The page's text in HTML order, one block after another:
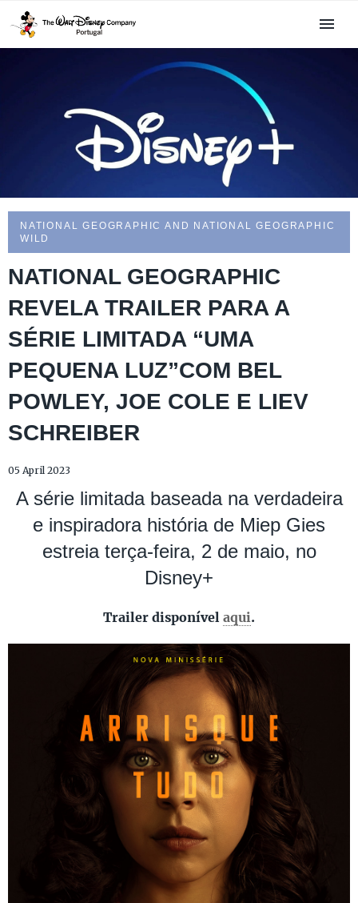
NATIONAL GEOGRAPHIC AND NATIONAL GEOGRAPHIC
WILD
NATIONAL GEOGRAPHIC
REVELA TRAILER PARA A
SÉRIE LIMITADA “UMA
PEQUENA LUZ”COM BEL
POWLEY, JOE COLE E LIEV
SCHREIBER
05 April 2023
A série limitada baseada na verdadeira
e inspiradora história de Miep Gies
estreia terça-feira, 2 de maio, no
Disney+
Trailer disponível aqui.